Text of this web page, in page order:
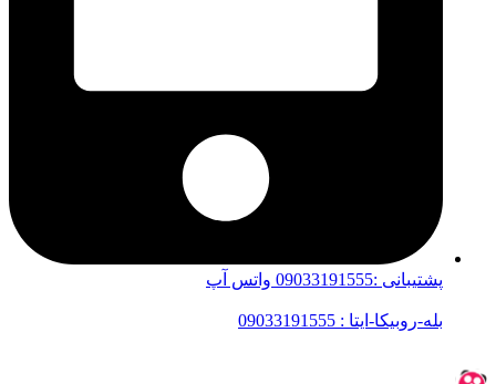
پشتیبانی :09033191555 واتس آپ
بله-روبیکا-ایتا : 09033191555